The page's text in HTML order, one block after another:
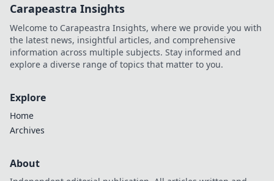
Carapeastra Insights
Welcome to Carapeastra Insights, where we provide you with
the latest news, insightful articles, and comprehensive
information across multiple subjects. Stay informed and
explore a diverse range of topics that matter to you.
Explore
Home
Archives
About